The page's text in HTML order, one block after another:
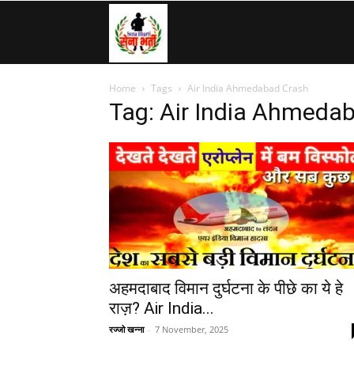
»
Army,
Navy,
Airforce,
Home Tags Air India Ahmedabad Crash
Tag: Air India
अहमदाबाद विमान दुर्घटना के पीछे का ये हे
राज़? Air India...
रज्जो खन्ना - 7 November, 2025